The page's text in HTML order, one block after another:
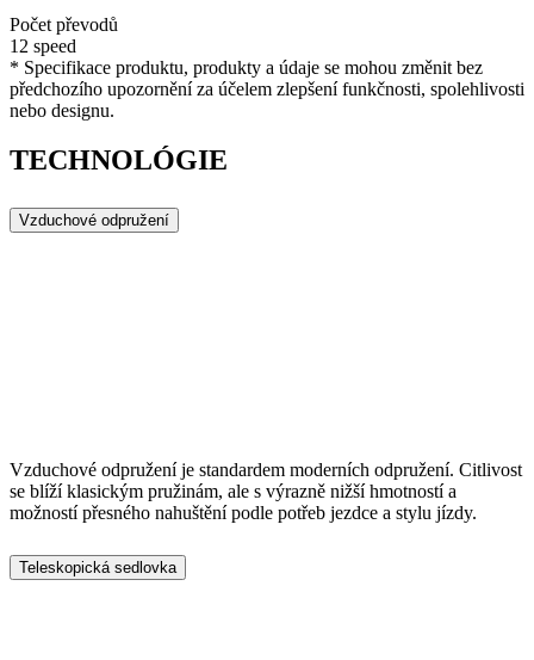
Počet převodů
12 speed
* Specifikace produktu, produkty a údaje se mohou změnit bez
předchozího upozornění za účelem zlepšení funkčnosti, spolehlivosti
nebo designu.
TECHNOLÓGIE
Vzduchové odpružení
Vzduchové odpružení je standardem moderních odpružení. Citlivost
se blíží klasickým pružinám, ale s výrazně nižší hmotností a
možností přesného nahuštění podle potřeb jezdce a stylu jízdy.
Teleskopická sedlovka